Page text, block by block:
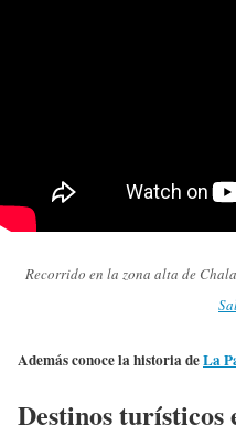
Recorrido en la zona alta de
Además conoce la historia deLa
Destinos turísticos